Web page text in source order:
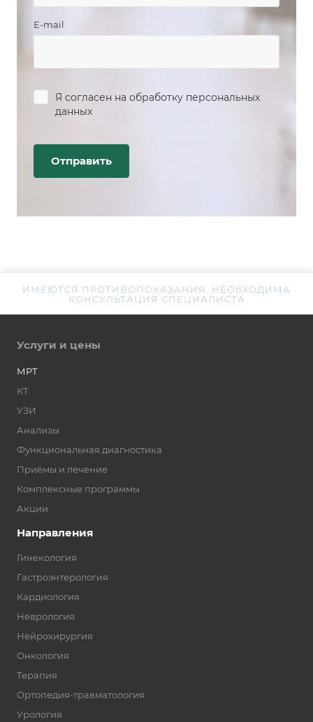
E-mail
Я согласен на обработку персональных
данных
ИМЕЮТСЯ ПРОТИВОПОКАЗАНИЯ. НЕОБХОДИМА
КОНСУЛЬТАЦИЯ СПЕЦИАЛИСТА
Услуги и цены
МРТ
КТ
УЗИ
Анализы
Функциональная диагностика
Приёмы и лечение
Комплексные программы
Акции
Направления
Гинекология
Гастроэнтерология
Кардиология
Неврология
Нейрохирургия
Онкология
Терапия
Ортопедия-травматология
Урология